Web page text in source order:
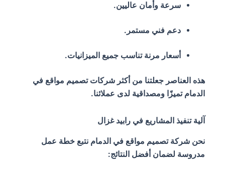
سرعة وأمان عاليين.
دعم فني مستمر.
أسعار مرنة تناسب جميع الميزانيات.
هذه العناصر جعلتنا من أكثر شركات تصميم مواقع في
الدمام تميزًا ومصداقية لدى عملائنا.
آلية تنفيذ المشاريع في رابيد غزال
نحن شركة تصميم مواقع في الدمام نتبع خطة عمل
مدروسة لضمان أفضل النتائج: